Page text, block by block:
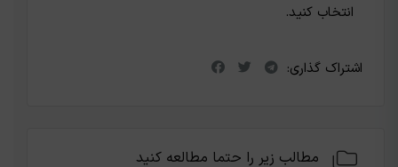
انتخاب کنید.
اشتراک گذاری:
مطالب زیر را حتما مطالعه کنید